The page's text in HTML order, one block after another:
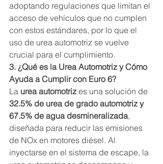
adoptando regulaciones que limitan el
acceso de vehículos que no cumplen
con estos estándares, por lo que el
uso de urea automotriz se vuelve
crucial para el cumplimiento.
3. ¿Qué es la Urea Automotriz y Cómo
Ayuda a Cumplir con Euro 6?
La urea automotriz es una solución de
32.5% de urea de grado automotriz y
67.5% de agua desmineralizada,
diseñada para reducir las emisiones
de NOx en motores diésel. Al
inyectarse en el sistema de escape, la